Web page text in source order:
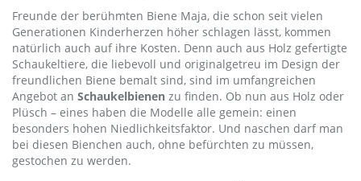
Freunde der berühmten Biene Maja, die schon seit vielen
Generationen Kinderherzen höher schlagen lässt, kommen
natürlich auch auf ihre Kosten. Denn auch aus Holz gefertigte
Schaukeltiere, die liebevoll und originalgetreu im Design der
freundlichen Biene bemalt sind, sind im umfangreichen
Angebot an Schaukelbienen zu finden. Ob nun aus Holz oder
Plüsch – eines haben die Modelle alle gemein: einen
besonders hohen Niedlichkeitsfaktor. Und naschen darf man
bei diesen Bienchen auch, ohne befürchten zu müssen,
gestochen zu werden.